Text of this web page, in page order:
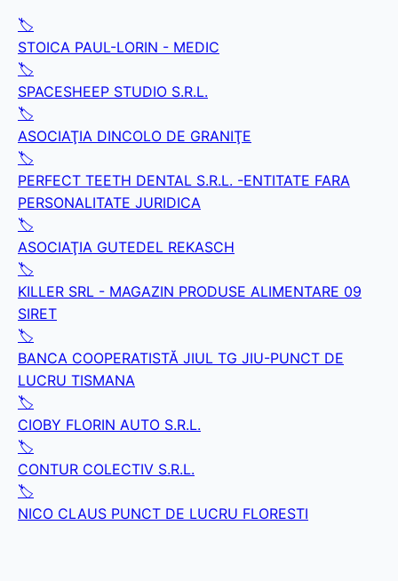
🏷️
STOICA PAUL-LORIN - MEDIC
🏷️
SPACESHEEP STUDIO S.R.L.
🏷️
ASOCIAŢIA DINCOLO DE GRANIŢE
🏷️
PERFECT TEETH DENTAL S.R.L. -ENTITATE FARA
PERSONALITATE JURIDICA
🏷️
ASOCIAŢIA GUTEDEL REKASCH
🏷️
KILLER SRL - MAGAZIN PRODUSE ALIMENTARE 09
SIRET
🏷️
BANCA COOPERATISTĂ JIUL TG JIU-PUNCT DE
LUCRU TISMANA
🏷️
CIOBY FLORIN AUTO S.R.L.
🏷️
CONTUR COLECTIV S.R.L.
🏷️
NICO CLAUS PUNCT DE LUCRU FLORESTI